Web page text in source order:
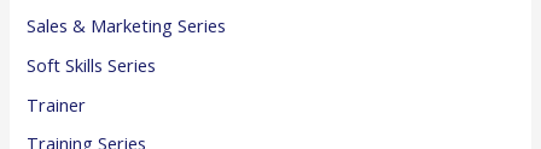
Sales & Marketing Series
Soft Skills Series
Trainer
Training Series